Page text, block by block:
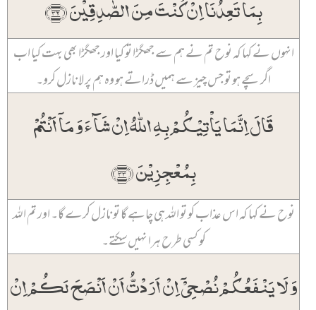
انہوں نے کہا کہ نوح تم نے ہم سے جھگڑا تو کیا اور جھگڑا بھی بہت کیا اب
اگر سچے ہو تو جس چیز سے ہمیں ڈراتے ہو وہ ہم پر لا نازل کرو۔
قَالَ اِنَّمَا یَاۡتِیۡکُمۡ بِہِ اللّٰہُ اِنۡ شَآءَ وَ مَاۤ اَنۡتُمۡ
بِمُعۡجِزِیۡنَ ﴿۳۳﴾
نوح نے کہا کہ اس عذاب کو تو اللہ ہی چاہے گا تو نازل کرے گا۔ اور تم اللہ
کو کسی طرح ہرا نہیں سکتے۔
وَ لَا یَنۡفَعُکُمۡ نُصۡحِیۡۤ اِنۡ اَرَدۡتُّ اَنۡ اَنۡصَحَ لَکُمۡ اِنۡ